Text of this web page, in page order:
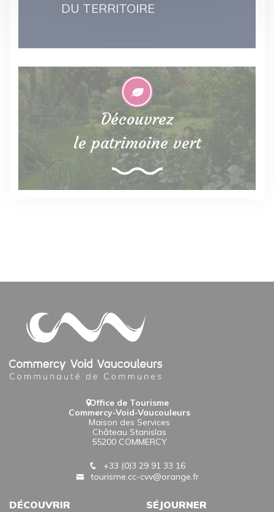
DU TERRITOIRE
Découvrez
le patrimoine vert
Office de Tourisme
Commercy-Void-Vaucouleurs
Maison des Services
Château Stanislas
55200 COMMERCY
+33 (0)3 29 91 33 16
tourisme.cc-cvv@orange.fr
DÉCOUVRIR SÉJOURNER